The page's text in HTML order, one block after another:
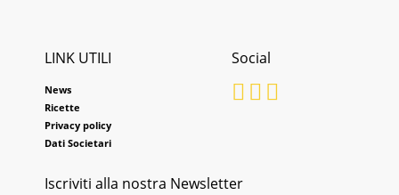
Social
LINK UTILI
News
Ricette
Privacy policy
Dati Societari
Iscriviti alla nostra Newsletter